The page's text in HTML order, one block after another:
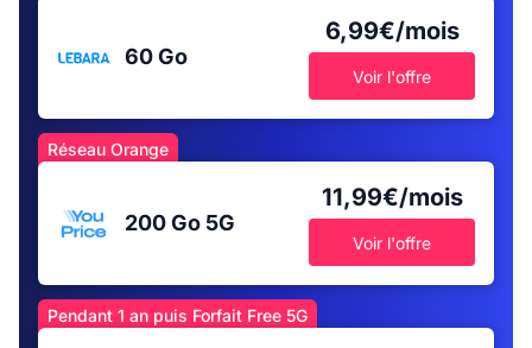
60 Go
6,99€/mois
Voir l'offre
Réseau Orange
200 Go 5G
11,99€/mois
Voir l'offre
Pendant 1 an puis Forfait Free 5G